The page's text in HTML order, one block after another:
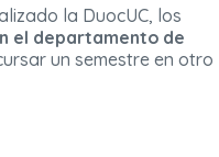
la DuocUC, los
el departamento de
un semestre en otro